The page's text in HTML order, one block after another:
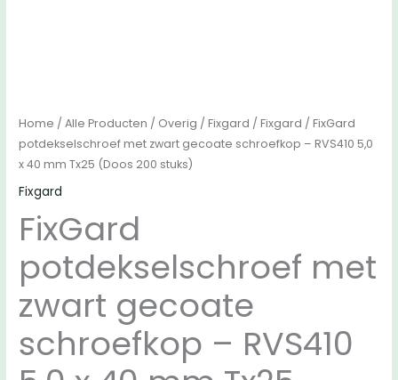
Home /Alle Producten / Overig /Fixgard /Fixgard / FixGard
potdekselschroef met zwart gecoate schroefkop – RVS410 5,0
x 40 mm Tx25 (Doos 200 stuks)
Fixgard
FixGard
potdekselschroef met
zwart gecoate
schroefkop – RVS410